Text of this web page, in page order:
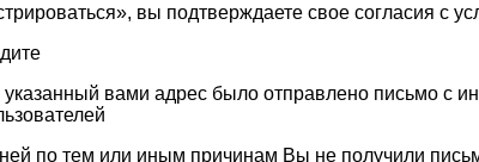
вы подтверждаете свое согласия с
вами адрес было отправлено письмо с
по тем или иным причинам Вы не получили